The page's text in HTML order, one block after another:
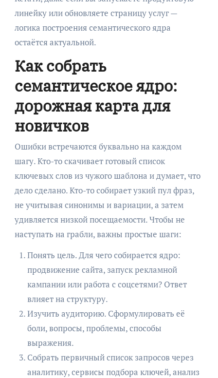
линейку или обновляете страницу услуг —
логика построения семантического ядра
остаётся актуальной.
Как собрать
семантическое ядро:
дорожная карта для
новичков
Ошибки встречаются буквально на каждом
шагу. Кто-то скачивает готовый список
ключевых слов из чужого шаблона и думает, что
дело сделано. Кто-то собирает узкий пул фраз,
не учитывая синонимы и вариации, а затем
удивляется низкой посещаемости. Чтобы не
наступать на грабли, важны простые шаги:
Понять цель. Для чего собирается ядро:
продвижение сайта, запуск рекламной
кампании или работа с соцсетями? Ответ
влияет на структуру.
Изучить аудиторию. Сформулировать её
боли, вопросы, проблемы, способы
выражения.
Собрать первичный список запросов через
аналитику, сервисы подбора ключей, анализ